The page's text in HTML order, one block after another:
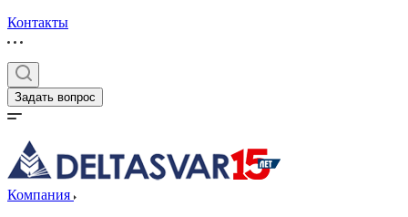
Контакты
Задать вопрос
Компания